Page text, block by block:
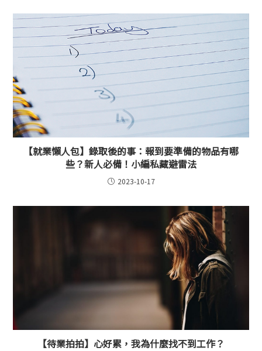
【就業懶人包】錄取後的事：報到要準備的物品有哪
些？新人必備！小編私藏避雷法
2023-10-17
【待業拍拍】心好累，我為什麼找不到工作？